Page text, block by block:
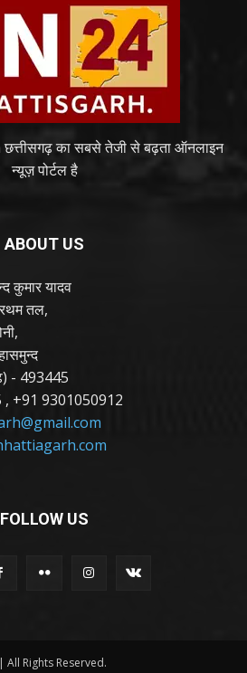
का सबसे तेजी से बढ़ता ऑनलाइन
न्यूज़ पोर्टल है
ABOUT US
कुमार यादव
तल,
- 493445
, +91 9301050912
FOLLOW US
Rights Reserved.